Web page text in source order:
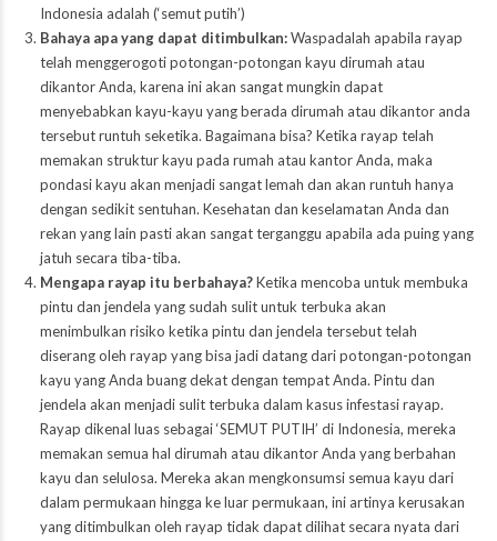
Indonesia adalah (‘semut putih’)
Bahaya apa yang dapat ditimbulkan:Waspadalah apabila rayap
telah menggerogoti potongan-potongan kayu dirumah atau
dikantor Anda, karena ini akan sangat mungkin dapat
menyebabkan kayu-kayu yang berada dirumah atau dikantor anda
tersebut runtuh seketika. Bagaimana bisa? Ketika rayap telah
memakan struktur kayu pada rumah atau kantor Anda, maka
pondasi kayu akan menjadi sangat lemah dan akan runtuh hanya
dengan sedikit sentuhan. Kesehatan dan keselamatan Anda dan
rekan yang lain pasti akan sangat terganggu apabila ada puing yang
jatuh secara tiba-tiba.
Mengapa rayap itu berbahaya?Ketika mencoba untuk membuka
pintu dan jendela yang sudah sulit untuk terbuka akan
menimbulkan risiko ketika pintu dan jendela tersebut telah
diserang oleh rayap yang bisa jadi datang dari potongan-potongan
kayu yang Anda buang dekat dengan tempat Anda. Pintu dan
jendela akan menjadi sulit terbuka dalam kasus infestasi rayap.
Rayap dikenal luas sebagai ‘SEMUT PUTIH’ di Indonesia, mereka
memakan semua hal dirumah atau dikantor Anda yang berbahan
kayu dan selulosa. Mereka akan mengkonsumsi semua kayu dari
dalam permukaan hingga ke luar permukaan, ini artinya kerusakan
yang ditimbulkan oleh rayap tidak dapat dilihat secara nyata dari